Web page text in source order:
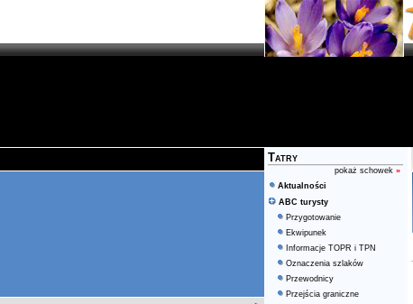
Tatry
pokaż schowek »
Aktualności
ABC turysty
Przygotowanie
Ekwipunek
Informacje TOPR i TPN
Oznaczenia szlaków
Przewodnicy
Przejścia graniczne